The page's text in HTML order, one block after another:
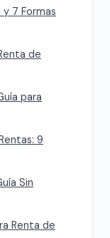
7 Formas
de
para
9
Sin
Renta de